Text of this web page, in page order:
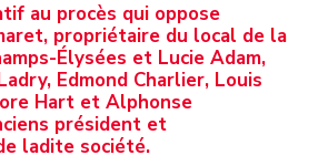
au procès qui oppose
propriétaire du local de la
Élysées et Lucie Adam,
Edmond Charlier, Louis
Hart et Alphonse
président et
ladite société.